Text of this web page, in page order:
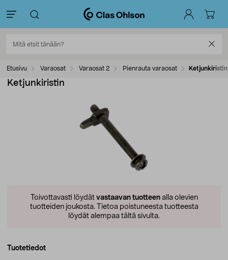
Etusivu Varaosat Varaosat 2 Pienrauta varaosat Ketjunkiristin
Ketjunkiristin
Toivottavasti löydät vastaavan tuotteenalla olevien
tuotteiden joukosta. Tietoa poistuneesta tuotteesta
löydät alempaa tältä sivulta.
Tuotetiedot